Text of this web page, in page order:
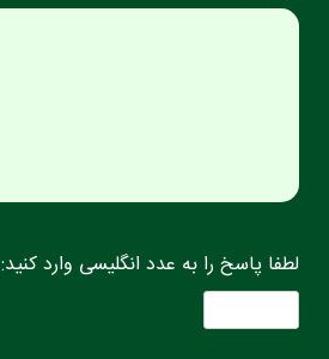
لطفا پاسخ را به عدد انگلیسی وارد کنید: